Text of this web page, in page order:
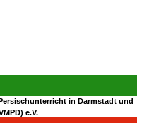
in Darmstadt und
e.V.